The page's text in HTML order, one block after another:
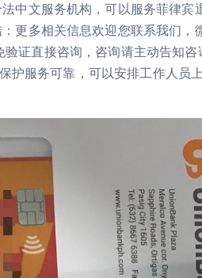
中文服务机构，可以服务菲律宾
更多相关信息欢迎您联系我们，
证直接咨询，咨询请主动告知
服务可靠，可以安排工作人员